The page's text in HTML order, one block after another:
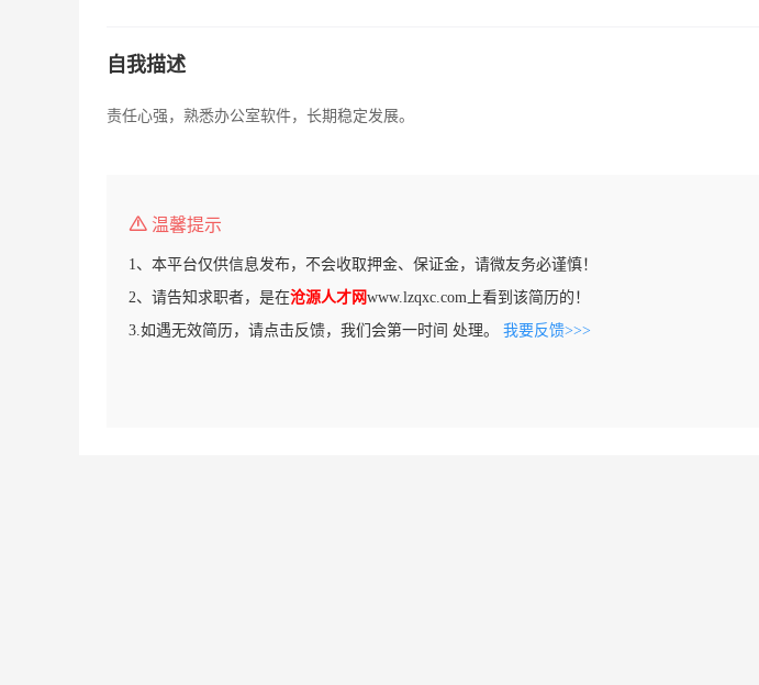
自我描述
责任心强，熟悉办公室软件，长期稳定发展。
温馨提示
1、本平台仅供信息发布，不会收取押金、保证金，请微友务必谨慎！
2、请告知求职者，是在沧源人才网www.lzqxc.com上看到该简历的！
3.如遇无效简历，请点击反馈，我们会第一时间 处理。 我要反馈>>>